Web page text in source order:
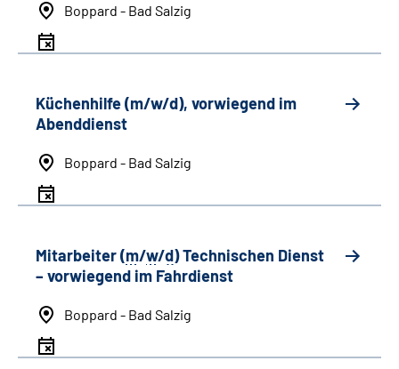
Boppard - Bad Salzig
Küchenhilfe (m/w/d), vorwiegend im
Abenddienst
Boppard - Bad Salzig
Mitarbeiter (m/w/d) Technischen Dienst
– vorwiegend im Fahrdienst
Boppard - Bad Salzig